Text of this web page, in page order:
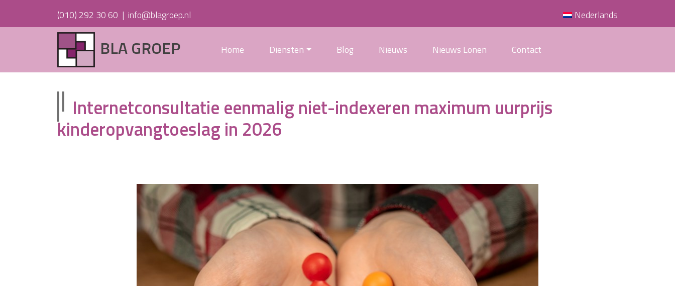
(010) 292 30 60 | info@blagroep.nl Nederlands
BLA GROEP Home Diensten Blog Nieuws Nieuws Lonen Contact
Internetconsultatie eenmalig niet-indexeren maximum uurprijs
kinderopvangtoeslag in 2026